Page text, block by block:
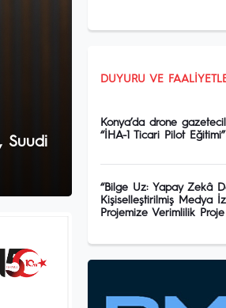
Suudi
DUYURU VE
Konya’da drone
“İHA-1 Ticari Pilot
“Bilge Uz: Yapay Zekâ
Kişiselleştirilmiş Medya
Projemize Verimlilik